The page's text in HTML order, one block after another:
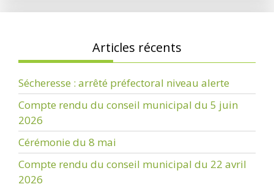
Articles récents
Sécheresse : arrêté préfectoral niveau alerte
Compte rendu du conseil municipal du 5 juin
2026
Cérémonie du 8 mai
Compte rendu du conseil municipal du 22 avril
2026